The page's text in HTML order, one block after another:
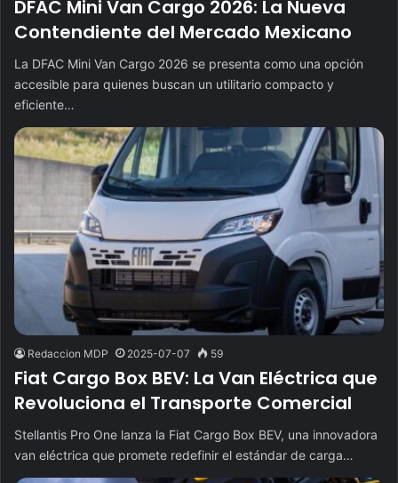
DFAC Mini Van Cargo 2026: La Nueva
Contendiente del Mercado Mexicano
La DFAC Mini Van Cargo 2026 se presenta como una opción
accesible para quienes buscan un utilitario compacto y
eficiente…
Redaccion MDP 2025-07-07 59
Fiat Cargo Box BEV: La Van Eléctrica que
Revoluciona el Transporte Comercial
Stellantis Pro One lanza la Fiat Cargo Box BEV, una innovadora
van eléctrica que promete redefinir el estándar de carga…